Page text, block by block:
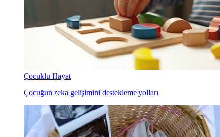
Çocuklu Hayat
Çocuğun zeka gelişimini destekleme yolları